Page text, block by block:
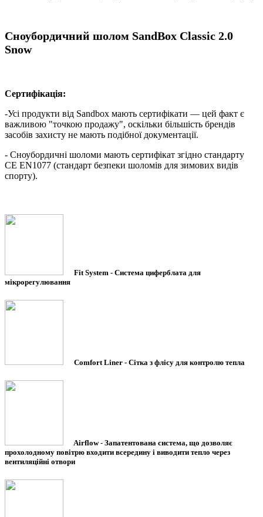
Сноубордичний шолом SandBox Classic 2.0
Snow
Сертифікація:
-Усі продукти від Sandbox мають сертифікати — цей факт є
важливою "точкою продажу", оскільки більшість брендів
засобів захисту не мають подібної документації.
- Сноубордичні шоломи мають сертифікат згідно стандарту
CE EN1077 (стандарт безпеки шоломів для зимових видів
спорту).
Fit System - Система циферблата для
мікрорегулювання
Comfort Liner - Сітка з флісу для контролю тепла
Airflow -Запатентована система, що дозволяє
прохолодному повітрю входити всередину і виводити тепло через
вентиляційні отвори